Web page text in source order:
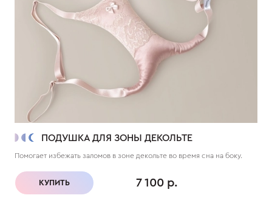
ПОДУШКА ДЛЯ ЗОНЫ ДЕКОЛЬТЕ
Помогает избежать заломов в зоне декольте во время сна на боку.
КУПИТЬ 7 100 р.